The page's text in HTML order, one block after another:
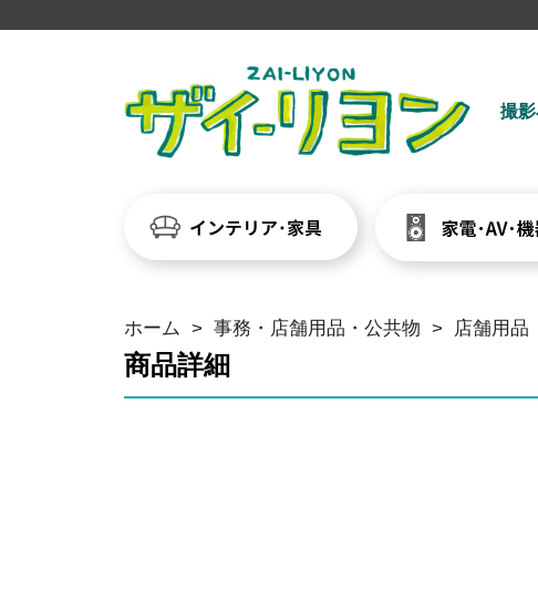
撮
ホーム > 事務・店舗用品・公共物 > 店舗用品
商品詳細